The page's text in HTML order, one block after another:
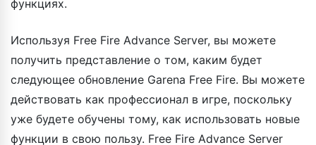
функциях.
Используя Free Fire Advance Server, вы можете
получить представление о том, каким будет
следующее обновление Garena Free Fire. Вы можете
действовать как профессионал в игре, поскольку
уже будете обучены тому, как использовать новые
функции в свою пользу. Free Fire Advance Server